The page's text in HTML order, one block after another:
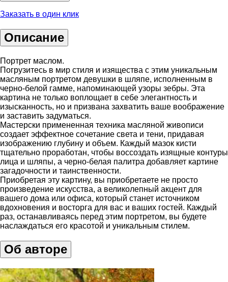
Заказать в один клик
Описание
Портрет маслом.
Погрузитесь в мир стиля и изящества с этим уникальным
масляным портретом девушки в шляпе, исполненным в
черно-белой гамме, напоминающей узоры зебры. Эта
картина не только воплощает в себе элегантность и
изысканность, но и призвана захватить ваше воображение
и заставить задуматься.
Мастерски примененная техника масляной живописи
создает эффектное сочетание света и тени, придавая
изображению глубину и объем. Каждый мазок кисти
тщательно проработан, чтобы воссоздать изящные контуры
лица и шляпы, а черно-белая палитра добавляет картине
загадочности и таинственности.
Приобретая эту картину, вы приобретаете не просто
произведение искусства, а великолепный акцент для
вашего дома или офиса, который станет источником
вдохновения и восторга для вас и ваших гостей. Каждый
раз, останавливаясь перед этим портретом, вы будете
наслаждаться его красотой и уникальным стилем.
Об авторе